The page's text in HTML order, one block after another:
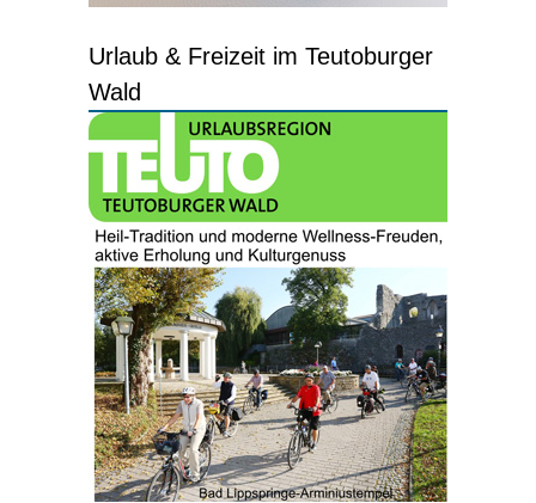
Urlaub & Freizeit im Teutoburger
Wald